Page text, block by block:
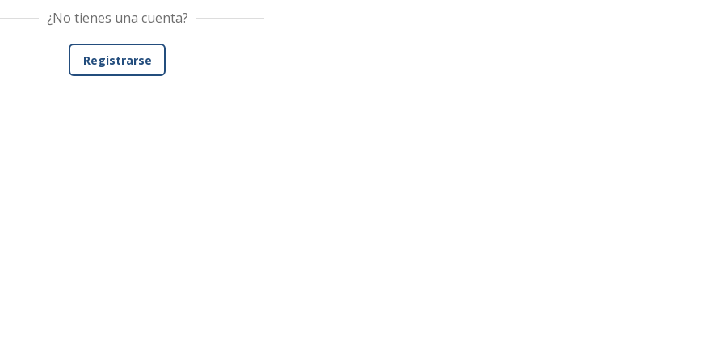
¿No tienes una cuenta?
Registrarse